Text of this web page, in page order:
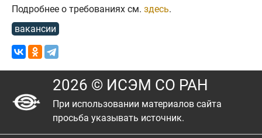
Подробнее о требованиях см. здесь.
вакансии
2026 © ИСЭМ СО РАН
При использовании материалов сайта
просьба указывать источник.